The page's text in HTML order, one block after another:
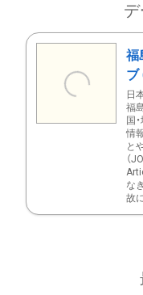
福
ブ
日
福
国
情
と
（
な
故